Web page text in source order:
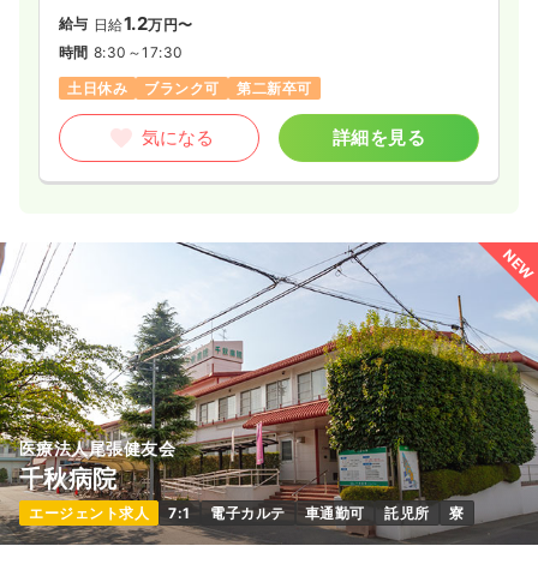
給与 日給1.2万円〜
時間 8:30～17:30
土日休み
ブランク可 第二新卒可
気になる 詳細を見る
NEW
医療法人尾張健友会
千秋病院
エージェント求人 7:1 電子カルテ 車通勤可 託児所 寮